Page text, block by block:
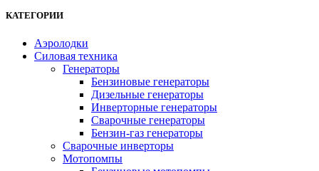
КАТЕГОРИИ
Аэролодки
Силовая техника
Генераторы
Бензиновые генераторы
Дизельные генераторы
Инверторные генераторы
Сварочные генераторы
Бензин-газ генераторы
Сварочные инверторы
Мотопомпы